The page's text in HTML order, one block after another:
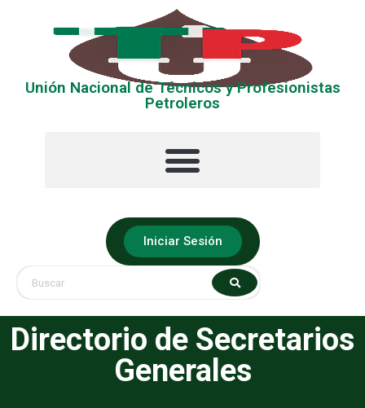
Unión Nacional de Técnicos y Profesionistas
Petroleros
Iniciar Sesión
Directorio de Secretarios
Generales